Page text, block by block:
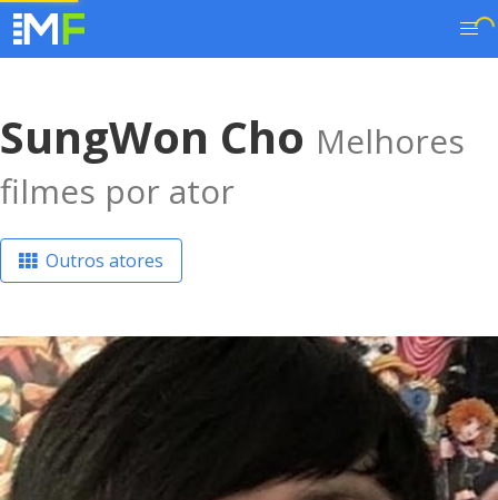
SungWon Cho Melhores
filmes por ator
Outros atores